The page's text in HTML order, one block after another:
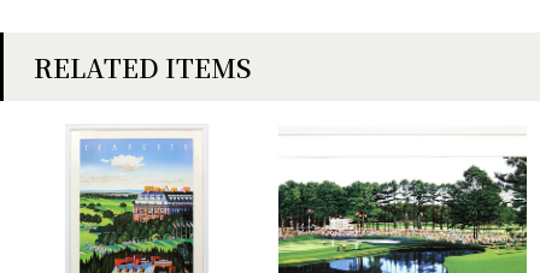
RELATED ITEMS